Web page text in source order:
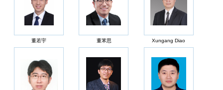
董若宇 董苯思 Xungang Diao